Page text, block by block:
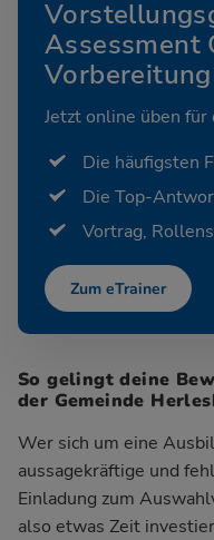
Assessment
Vorbereitung
Jetzt online üben für
Die häufigsten
Die Top-
Vortrag,
Zum eTrainer
So gelingt deine
der Gemeinde
Wer sich um eine
aussagekräftige und
Einladung zum
also etwas Zeit